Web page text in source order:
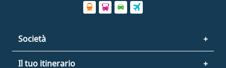
Società
Il tuo itinerario